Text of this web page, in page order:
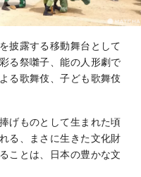
披露する移動舞台として
る祭囃子、能の人形劇で
る歌舞伎、子ども歌舞伎
げものとして生まれた頃
る、まさに生きた文化財
ことは、日本の豊かな文